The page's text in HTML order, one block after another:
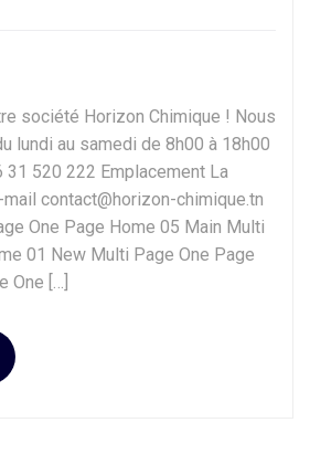
société Horizon Chimique ! Nous
lundi au samedi de 8h00 à 18h00
520 222 Emplacement La
mail contact@horizon-chimique.tn
One Page Home 05 Main Multi
01 New Multi Page One Page
One […]